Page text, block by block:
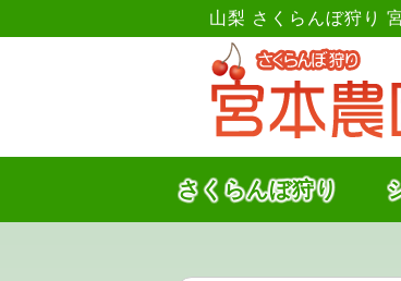
山梨 さくらんぼ狩り
さくらんぼ狩り